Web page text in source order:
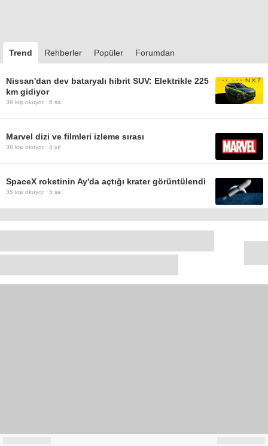
Trend Rehberler Popüler Forumdan
Nissan'dan dev bataryalı hibrit SUV: Elektrikle 225
km gidiyor
39 kişi okuyor · 6 sa.
Marvel dizi ve filmleri izleme sırası
38 kişi okuyor · 4 yıl
SpaceX roketinin Ay'da açtığı krater görüntülendi
35 kişi okuyor · 5 sa.